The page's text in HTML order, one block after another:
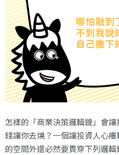
怎樣的「商業決策邏輯鏈」會
錢讓你去燒？一個讓投資人心
的空間外還必然要貫穿下列邏輯